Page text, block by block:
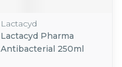
Lactacyd
Lactacyd Pharma
Antibacterial 250ml